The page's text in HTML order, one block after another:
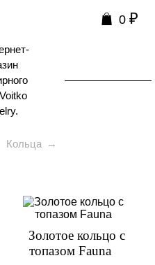
0 ₽
Кольца →
Золотое кольцо с
топазом Fauna